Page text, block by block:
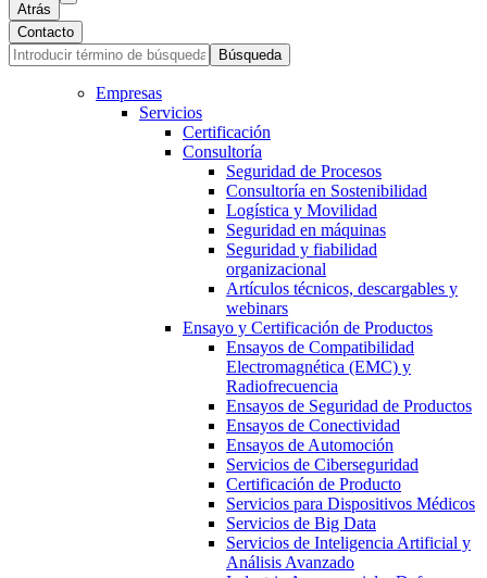
Atrás
Contacto
Búsqueda
Empresas
Servicios
Certificación
Consultoría
Seguridad de Procesos
Consultoría en Sostenibilidad
Logística y Movilidad
Seguridad en máquinas
Seguridad y fiabilidad
organizacional
Artículos técnicos, descargables y
webinars
Ensayo y Certificación de Productos
Ensayos de Compatibilidad
Electromagnética (EMC) y
Radiofrecuencia
Ensayos de Seguridad de Productos
Ensayos de Conectividad
Ensayos de Automoción
Servicios de Ciberseguridad
Certificación de Producto
Servicios para Dispositivos Médicos
Servicios de Big Data
Servicios de Inteligencia Artificial y
Análisis Avanzado